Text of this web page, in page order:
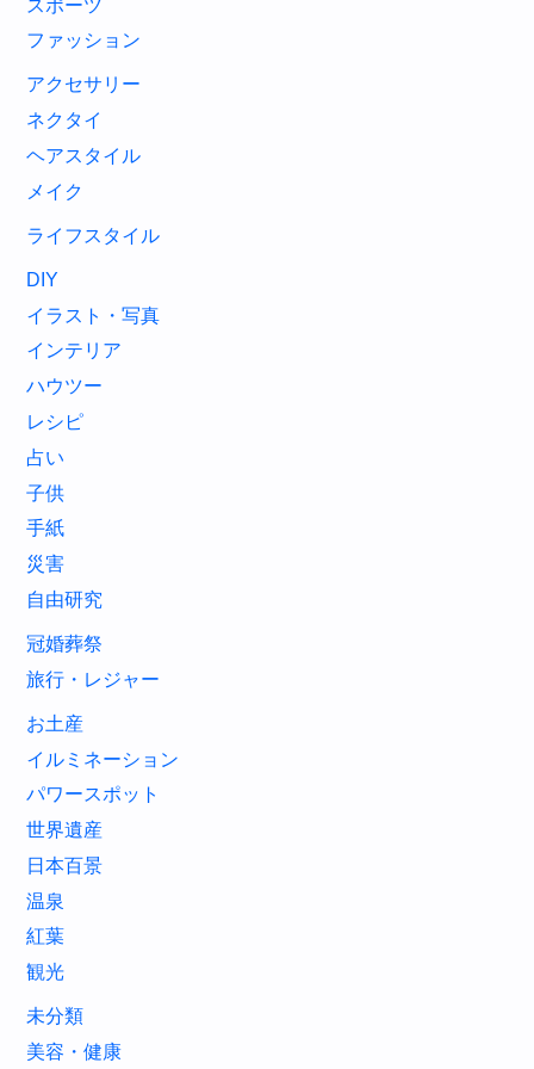
スポーツ
ファッション
アクセサリー
ネクタイ
ヘアスタイル
メイク
ライフスタイル
DIY
イラスト・写真
インテリア
ハウツー
レシピ
占い
子供
手紙
災害
自由研究
冠婚葬祭
旅行・レジャー
お土産
イルミネーション
パワースポット
世界遺産
日本百景
温泉
紅葉
観光
未分類
美容・健康